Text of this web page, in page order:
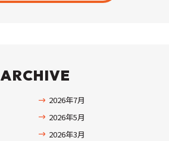
ARCHIVE
2026年7月
2026年5月
2026年3月